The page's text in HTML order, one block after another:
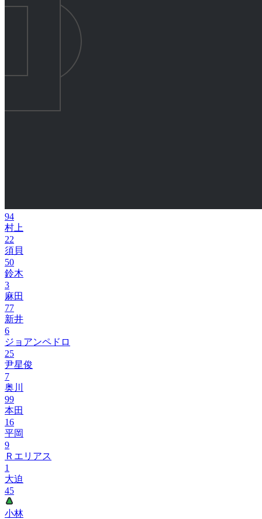
94
村上
22
須貝
50
鈴木
3
麻田
77
新井
6
ジョアンペドロ
25
尹星俊
7
奥川
99
本田
16
平岡
9
Ｒエリアス
1
大迫
45
小林